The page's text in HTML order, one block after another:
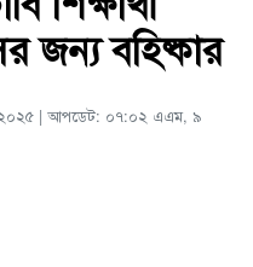
জন্য বহিষ্কার
| আপডেট: ০৭:০২ এএম, ৯